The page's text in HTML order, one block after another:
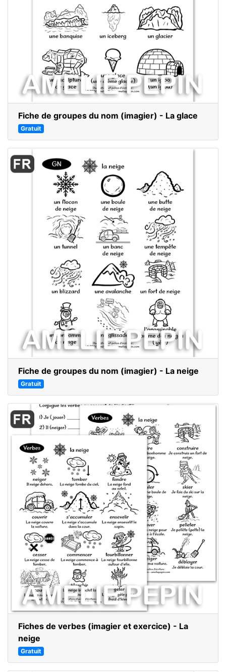
Fiche de groupes du nom (imagier) - La glace
Gratuit
Fiche de groupes du nom (imagier) - La neige
Gratuit
Fiches de verbes (imagier et exercice) - La
neige
Gratuit